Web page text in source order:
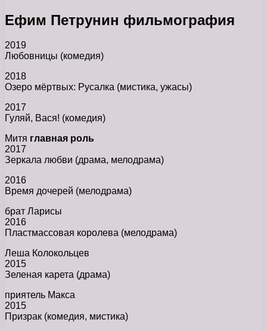
Ефим Петрунин фильмография
2019
Любовницы (комедия)
2018
Озеро мёртвых: Русалка (мистика, ужасы)
2017
Гуляй, Вася! (комедия)
Митя главная роль
2017
Зеркала любви (драма, мелодрама)
2016
Время дочерей (мелодрама)
брат Ларисы
2016
Пластмассовая королева (мелодрама)
Леша Колокольцев
2015
Зеленая карета (драма)
приятель Макса
2015
Призрак (комедия, мистика)